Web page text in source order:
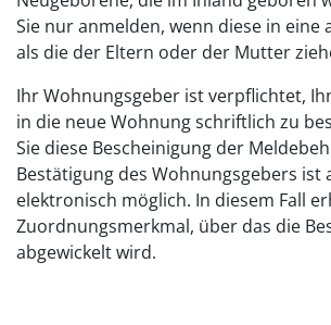
Sie nur anmelden, wenn diese in eine
als die der Eltern oder der Mutter
Ihr Wohnungsgeber ist verpflichtet,
in die neue Wohnung schriftlich zu
Sie diese Bescheinigung der
Bestätigung des Wohnungsgebers ist
elektronisch möglich. In diesem Fall
Zuordnungsmerkmal, über das die
abgewickelt wird.